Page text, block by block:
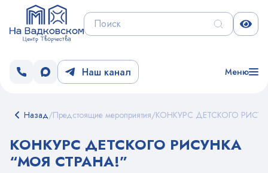
Наш канал Меню
Назад/Предстоящие мероприятия/КОНКУРС ДЕТСКОГО
КОНКУРС ДЕТСКОГО РИСУНКА
“МОЯ СТРАНА!”